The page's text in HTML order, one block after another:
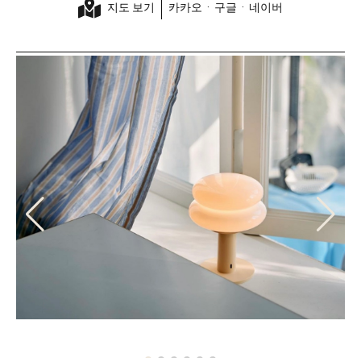
지도 보기 카카오 · 구글 · 네이버